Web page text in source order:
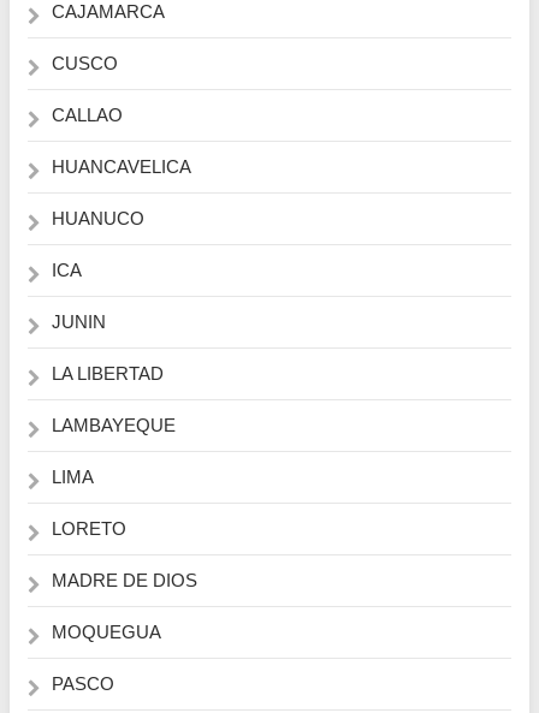
CAJAMARCA
CUSCO
CALLAO
HUANCAVELICA
HUANUCO
ICA
JUNIN
LA LIBERTAD
LAMBAYEQUE
LIMA
LORETO
MADRE DE DIOS
MOQUEGUA
PASCO